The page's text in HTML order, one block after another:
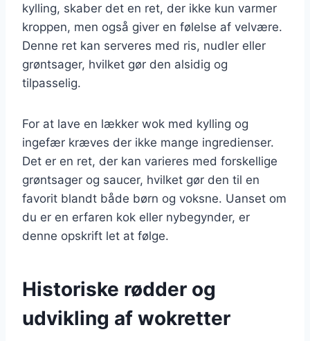
kylling, skaber det en ret, der ikke kun varmer
kroppen, men også giver en følelse af velvære.
Denne ret kan serveres med ris, nudler eller
grøntsager, hvilket gør den alsidig og
tilpasselig.
For at lave en lækker wok med kylling og
ingefær kræves der ikke mange ingredienser.
Det er en ret, der kan varieres med forskellige
grøntsager og saucer, hvilket gør den til en
favorit blandt både børn og voksne. Uanset om
du er en erfaren kok eller nybegynder, er
denne opskrift let at følge.
Historiske rødder og
udvikling af wokretter